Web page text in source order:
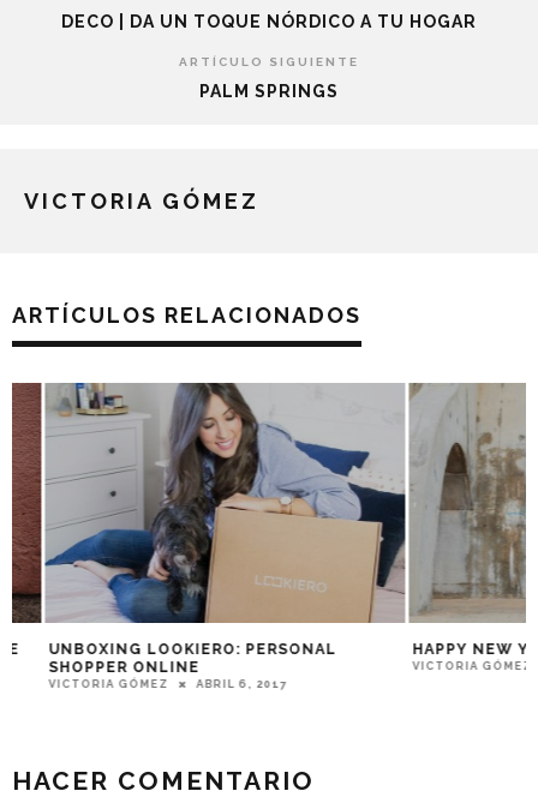
DECO | DA UN TOQUE NÓRDICO A TU HOGAR
ARTÍCULO SIGUIENTE
PALM SPRINGS
VICTORIA GÓMEZ
ARTÍCULOS RELACIONADOS
UNBOXING LOOKIERO: PERSONAL
SHOPPER ONLINE
VICTORIA GÓMEZ ABRIL 6, 2017
HAPPY NEW YEAR
VICTORIA GÓMEZ
HACER COMENTARIO